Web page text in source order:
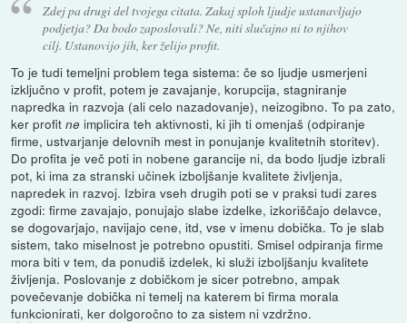
Zdej pa drugi del tvojega citata. Zakaj sploh ljudje ustanavljajo
podjetja? Da bodo zaposlovali? Ne, niti slučajno ni to njihov
cilj. Ustanovijo jih, ker želijo profit.
To je tudi temeljni problem tega sistema: če so ljudje usmerjeni
izključno v profit, potem je zavajanje, korupcija, stagniranje
napredka in razvoja (ali celo nazadovanje), neizogibno. To pa zato,
ker profitne implicira teh aktivnosti, ki jih ti omenjaš (odpiranje
firme, ustvarjanje delovnih mest in ponujanje kvalitetnih storitev).
Do profita je več poti in nobene garancije ni, da bodo ljudje izbrali
pot, ki ima za stranski učinek izboljšanje kvalitete življenja,
napredek in razvoj. Izbira vseh drugih poti se v praksi tudi zares
zgodi: firme zavajajo, ponujajo slabe izdelke, izkoriščajo delavce,
se dogovarjajo, navijajo cene, itd, vse v imenu dobička. To je slab
sistem, tako miselnost je potrebno opustiti. Smisel odpiranja firme
mora biti v tem, da ponudiš izdelek, ki služi izboljšanju kvalitete
življenja. Poslovanje z dobičkom je sicer potrebno, ampak
povečevanje dobička ni temelj na katerem bi firma morala
funkcionirati, ker dolgoročno to za sistem ni vzdržno.